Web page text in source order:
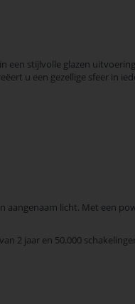
een stijlvolle glazen
u een gezellige sfeer in
aangenaam licht. Met een
2 jaar en 50.000